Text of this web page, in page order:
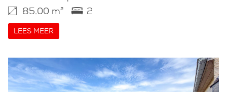
85.00 m² 2
LEES MEER